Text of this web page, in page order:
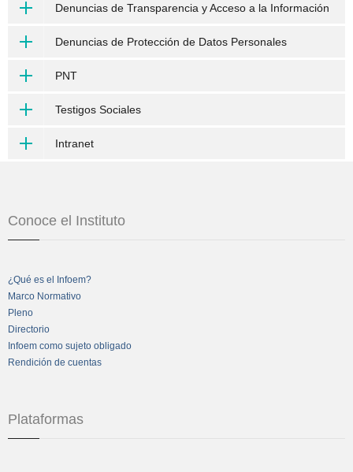
Denuncias de Transparencia y Acceso a la Información
Denuncias de Protección de Datos Personales
PNT
Testigos Sociales
Intranet
Conoce el Instituto
¿Qué es el Infoem?
Marco Normativo
Pleno
Directorio
Infoem como sujeto obligado
Rendición de cuentas
Plataformas